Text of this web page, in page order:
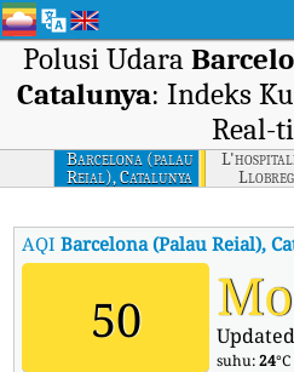
Polusi Udara
Catalunya: Indeks
Real-
Barcelona (palau
Reial), Catalunya
AQIBarcelona (Palau Reial),
50
suhu:24°C